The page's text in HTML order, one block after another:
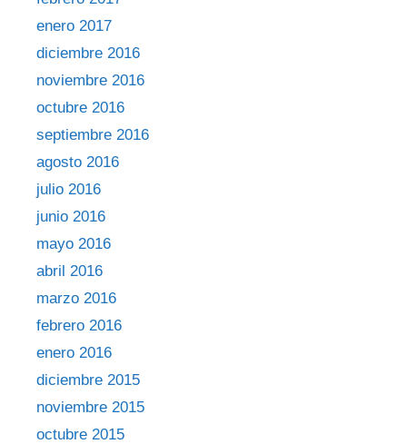
enero 2017
diciembre 2016
noviembre 2016
octubre 2016
septiembre 2016
agosto 2016
julio 2016
junio 2016
mayo 2016
abril 2016
marzo 2016
febrero 2016
enero 2016
diciembre 2015
noviembre 2015
octubre 2015